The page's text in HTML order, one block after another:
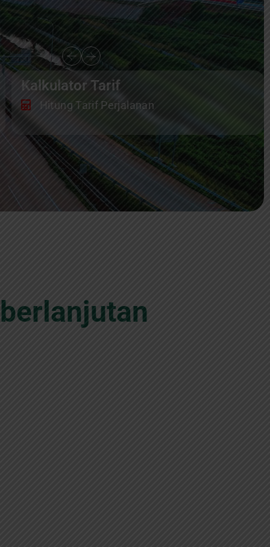
Kalkulator Tarif
Hitung Tarif Perjalanan